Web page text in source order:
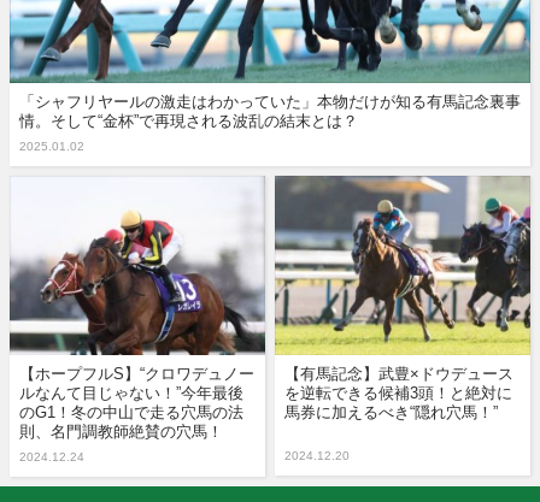
「シャフリヤールの激走はわかっていた」本物だけが知る有馬記念裏事
情。そして“金杯”で再現される波乱の結末とは？
2025.01.02
【ホープフルS】“クロワデュノー
ルなんて目じゃない！”今年最後
のG1！冬の中山で走る穴馬の法
則、名門調教師絶賛の穴馬！
2024.12.24
【有馬記念】武豊×ドウデュース
を逆転できる候補3頭！と絶対に
馬券に加えるべき“隠れ穴馬！”
2024.12.20